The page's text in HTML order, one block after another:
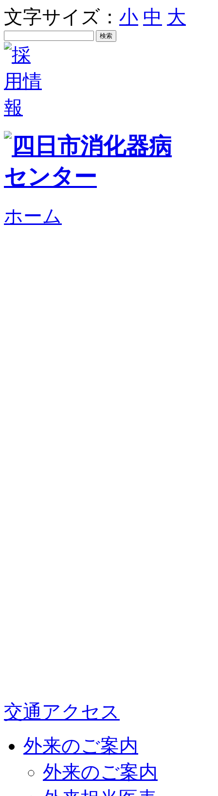
文字サイズ： 小 中 大
ホーム
交通アクセス
外来のご案内
外来のご案内